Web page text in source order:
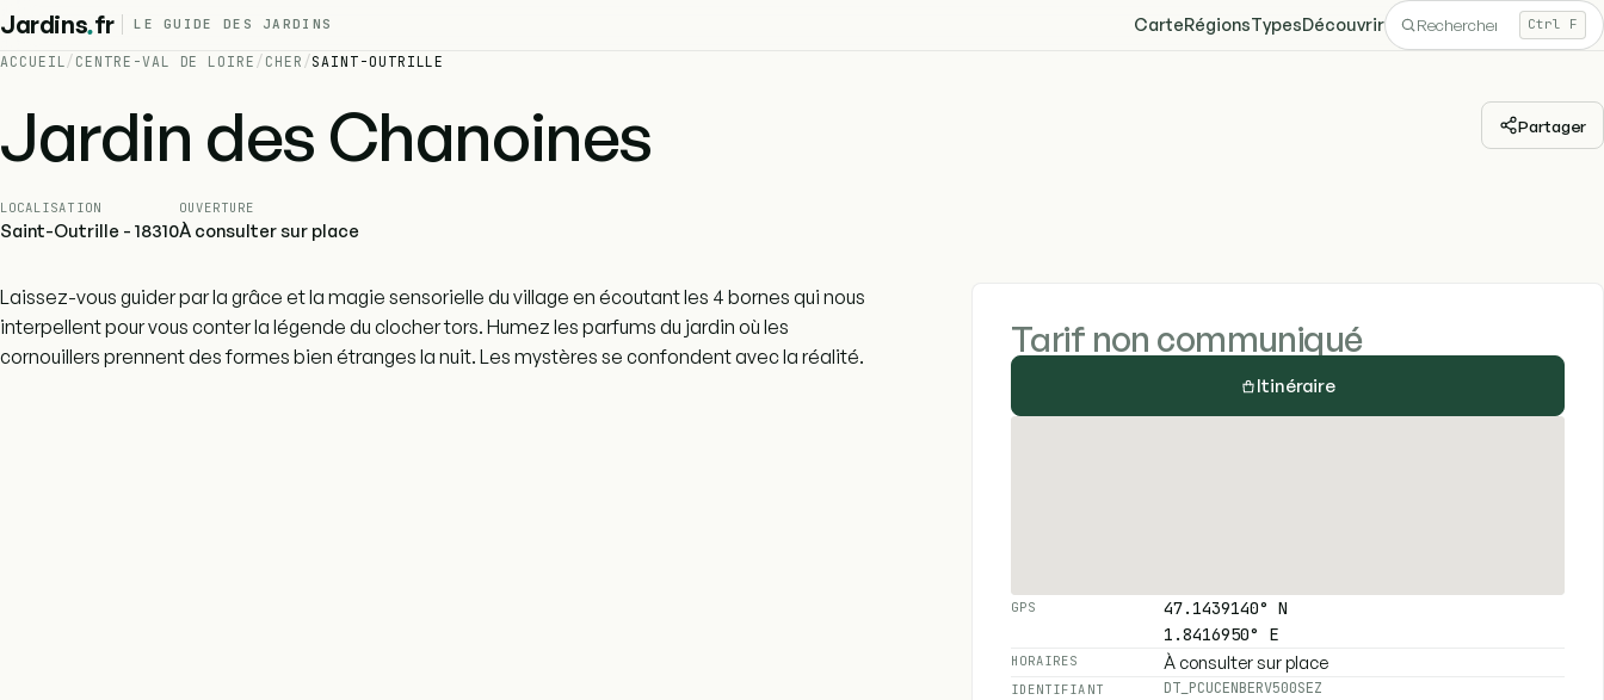
Jardins.fr LE GUIDE DES JARDINS CarteRégionsTypesDécouvrir Ctrl F
ACCUEIL / CENTRE-VAL DE LOIRE / CHER / SAINT-OUTRILLE
Jardin des Chanoines Partager
LOCALISATION
Saint-Outrille - 18310
OUVERTURE
À consulter sur place
Laissez-vous guider par la grâce et la magie sensorielle du village en écoutant les 4 bornes qui nous
interpellent pour vous conter la légende du clocher tors. Humez les parfums du jardin où les
cornouillers prennent des formes bien étranges la nuit. Les mystères se confondent avec la réalité.
Tarif non communiqué
Itinéraire
GPS
47.1439140° N
1.8416950° E
HORAIRES À consulter sur place
IDENTIFIANT DT_PCUCENBERV500SEZ